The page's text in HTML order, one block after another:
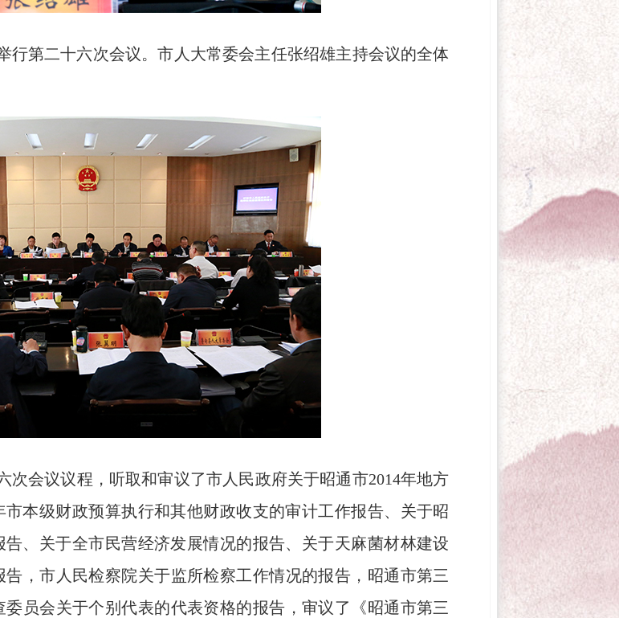
行第二十六次会议。市人大常委会主任张绍雄主持会议的全体
次会议议程，听取和审议了市人民政府关于昭通市2014年地方
本级财政预算执行和其他财政收支的审计工作报告、关于昭
、关于全市民营经济发展情况的报告、关于天麻菌材林建设
，市人民检察院关于监所检察工作情况的报告，昭通市第三
员会关于个别代表的代表资格的报告，审议了《昭通市第三